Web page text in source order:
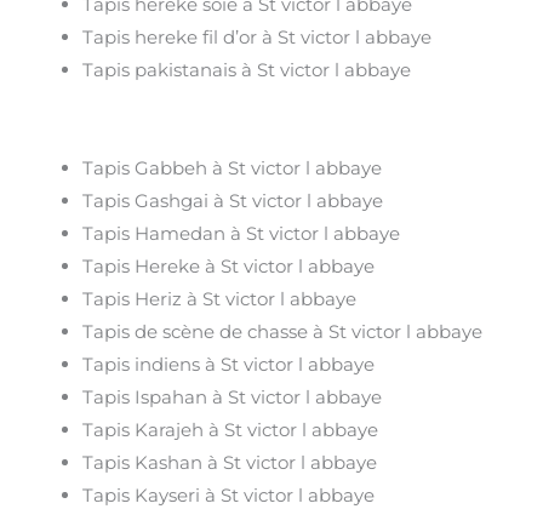
Tapis hereke fil d’or à St victor l abbaye
Tapis pakistanais à St victor l abbaye
Tapis Gabbeh à St victor l abbaye
Tapis Gashgai à St victor l abbaye
Tapis Hamedan à St victor l abbaye
Tapis Hereke à St victor l abbaye
Tapis Heriz à St victor l abbaye
Tapis de scène de chasse à St victor l abbaye
Tapis indiens à St victor l abbaye
Tapis Ispahan à St victor l abbaye
Tapis Karajeh à St victor l abbaye
Tapis Kashan à St victor l abbaye
Tapis Kayseri à St victor l abbaye